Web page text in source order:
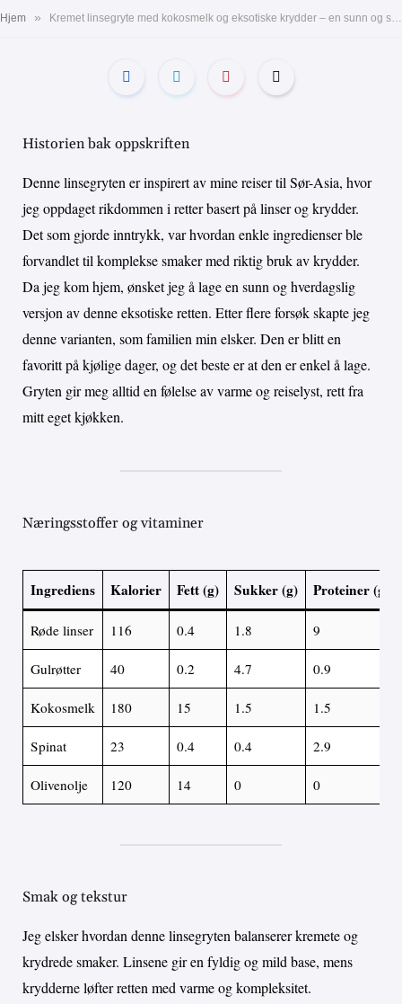
Hjem »
Historien bak oppskriften
Denne linsegryten er inspirert av mine reiser til Sør-Asia, hvor
jeg oppdaget rikdommen i retter basert på linser og krydder.
Det som gjorde inntrykk, var hvordan enkle ingredienser ble
forvandlet til komplekse smaker med riktig bruk av krydder.
Da jeg kom hjem, ønsket jeg å lage en sunn og hverdagslig
versjon av denne eksotiske retten. Etter flere forsøk skapte jeg
denne varianten, som familien min elsker. Den er blitt en
favoritt på kjølige dager, og det beste er at den er enkel å lage.
Gryten gir meg alltid en følelse av varme og reiselyst, rett fra
mitt eget kjøkken.
Næringsstoffer og vitaminer
Ingrediens Kalorier Fett (g) Sukker (g) Proteiner (g)
Røde linser 116 0.4 1.8 9
Gulrøtter 40 0.2 4.7 0.9
Kokosmelk 180 15 1.5 1.5
Spinat 23 0.4 0.4 2.9
Olivenolje 120 14 0 0
Smak og tekstur
Jeg elsker hvordan denne linsegryten balanserer kremete og
krydrede smaker. Linsene gir en fyldig og mild base, mens
krydderne løfter retten med varme og kompleksitet.